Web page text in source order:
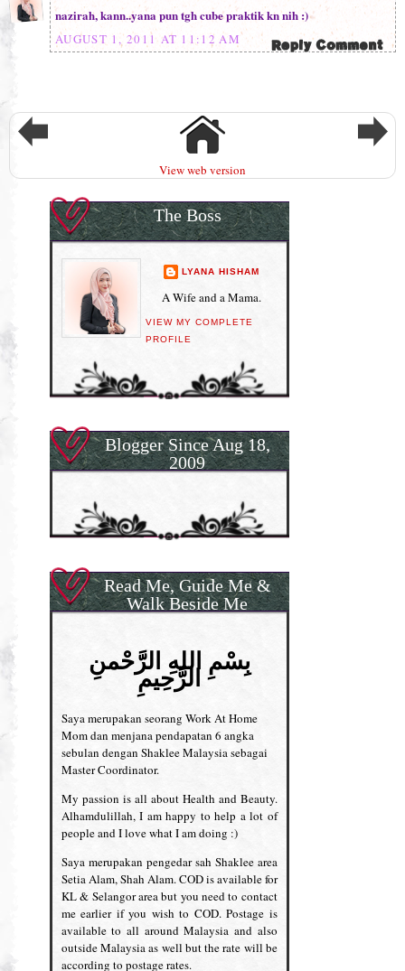
nazirah, kann..yana pun tgh cube praktik kn nih :)
AUGUST 1, 2011 AT 11:12 AM
View web version
The Boss
LYANA HISHAM
A Wife and a Mama.
VIEW MY COMPLETE
PROFILE
Blogger Since Aug 18,
2009
Read Me, Guide Me &
Walk Beside Me
بِسْمِ اللهِ الرَّحْمنِ
الرَّحِيمِ
Saya merupakan seorang Work At Home
Mom dan menjana pendapatan 6 angka
sebulan dengan Shaklee Malaysia sebagai
Master Coordinator.
My passion is all about Health and Beauty.
Alhamdulillah, I am happy to help a lot of
people and I love what I am doing :)
Saya merupakan pengedar sah Shaklee area
Setia Alam, Shah Alam. COD is available for
KL & Selangor area but you need to contact
me earlier if you wish to COD. Postage is
available to all around Malaysia and also
outside Malaysia as well but the rate will be
according to postage rates.